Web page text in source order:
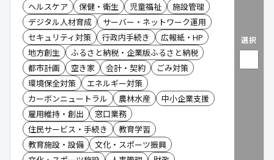
ヘルスケア
保健・衛生 児童福祉
施設管理
デジタル人材育成
サーバー・ネットワーク運用
セキュリティ対策
行政内手続き
広報紙・HP
地方創生
ふるさと納税・企業版ふるさと納税
都市計画
空き家 会計・契約
ごみ対策
環境保全対策
エネルギー対策
カーボンニュートラル
農林水産
中小企業支援
雇用維持・創出
窓口業務
住民サービス・手続き
教育学習
教育施設・設備
文化・スポーツ振興
選択